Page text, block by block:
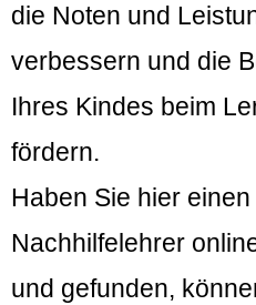
die Noten und
verbessern und die
Ihres Kindes beim
fördern.
Haben Sie hier einen
Nachhilfelehrer
und gefunden,